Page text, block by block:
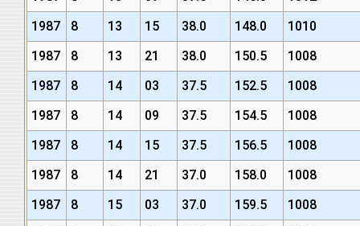
1987
8 13 15 38.0 148.0
1010
1987
8 13 21 38.0 150.5
1008
1987
8 14 03 37.5 152.5
1008
1987
8 14 09 37.5 154.5
1008
1987
8 14 15 37.5 156.5
1008
1987
8 14 21 37.0 158.0
1008
1987
8 15 03 37.0 159.5
1008